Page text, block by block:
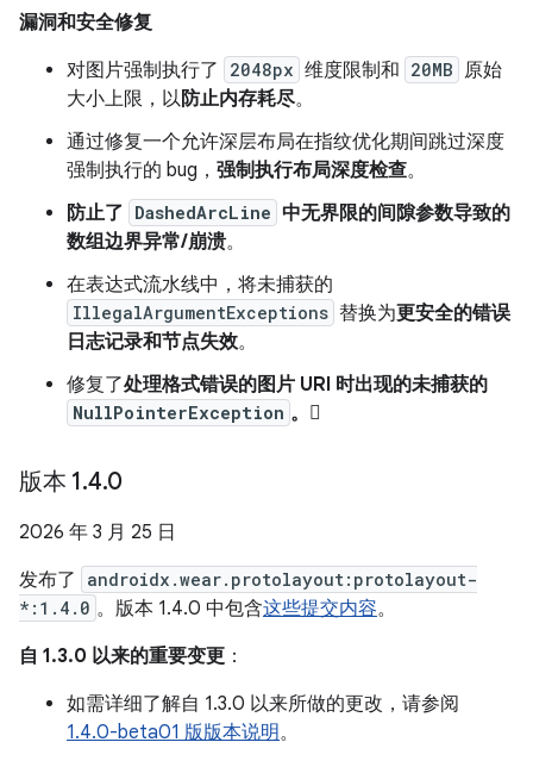
漏洞和安全修复
对图片强制执行了
2048px 维度限制和 20MB 原始
大小上限，以防止内存耗尽。
通过修复一个允许深层布局在指纹优化期间跳过深度
强制执行的 bug， 强制执行布局深度检查。
防止了 DashedArcLine 中无界限的间隙参数导致的
数组边界异常/崩溃。
在表达式流水线中，将未捕获的
IllegalArgumentExceptions 替换为更安全的错误
日志记录和节点失效。
修复了处理格式错误的图片 URI 时出现的未捕获的
NullPointerException 。
版本 1.4.0
2026 年 3 月 25 日
发布了
androidx.wear.protolayout:protolayout-
*:1.4.0 。版本 1.4.0 中包含这些提交内容。
自 1.3.0 以来的重要变更 ：
如需详细了解自 1.3.0 以来所做的更改，请参阅
1.4.0-beta01 版版本说明。